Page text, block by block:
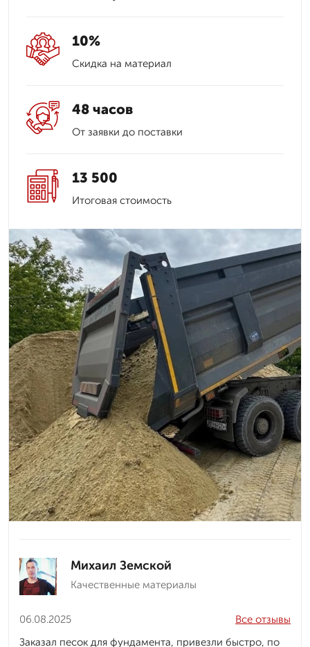
10%
Скидка на материал
48 часов
От заявки до поставки
13 500
Итоговая стоимость
Михаил Земской
Качественные материалы
06.08.2025
Все отзывы
Заказал песок для фундамента, привезли быстро, по